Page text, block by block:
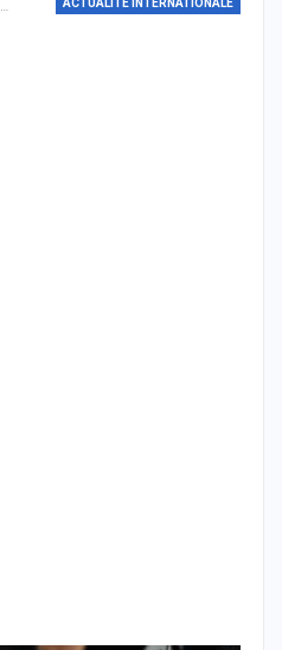
ACTUALITÉ INTERNATIONALE